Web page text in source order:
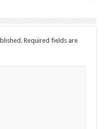
Required fields are